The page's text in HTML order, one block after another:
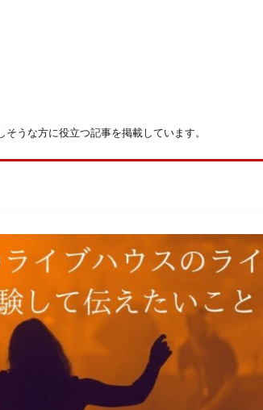
うな方に役立つ記事を掲載しています。